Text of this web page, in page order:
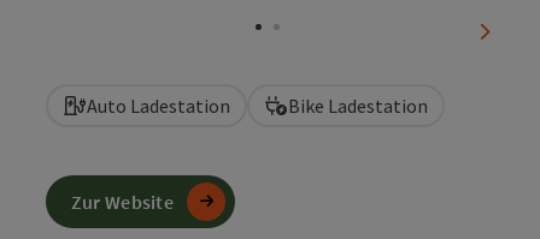
Auto Ladestation Bike Ladestation
Zur Website